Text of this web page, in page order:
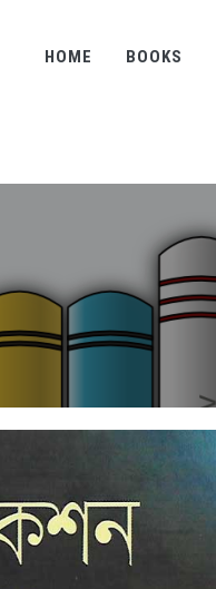
HOME BOOKS